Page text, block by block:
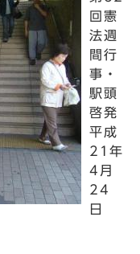
回憲
法週
間行
事・
駅頭
啓発
平成
21年
4月
24
日